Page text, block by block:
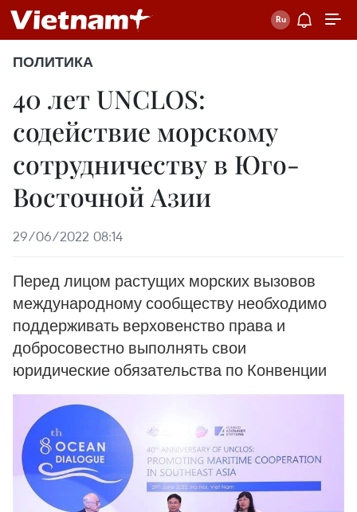
ПОЛИТИКА
40 лет UNCLOS:
содействие морскому
сотрудничеству в Юго-
Восточной Азии
29/06/2022 08:14
Перед лицом растущих морских вызовов
международному сообществу необходимо
поддерживать верховенство права и
добросовестно выполнять свои
юридические обязательства по Конвенции